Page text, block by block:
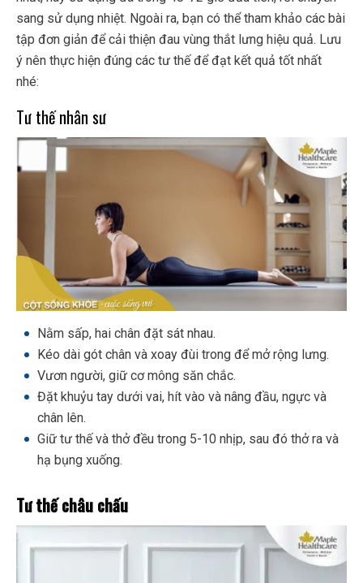
sang sử dụng nhiệt. Ngoài ra, bạn có thể tham khảo các bài
tập đơn giản để cải thiện đau vùng thắt lưng hiệu quả. Lưu
ý nên thực hiện đúng các tư thế để đạt kết quả tốt nhất
nhé:
Tư thế nhân sư
Nằm sấp, hai chân đặt sát nhau.
Kéo dài gót chân và xoay đùi trong để mở rộng lưng.
Vươn người, giữ cơ mông săn chắc.
Đặt khuỷu tay dưới vai, hít vào và nâng đầu, ngực và
chân lên.
Giữ tư thế và thở đều trong 5-10 nhịp, sau đó thở ra và
hạ bụng xuống.
Tư thế châu chấu